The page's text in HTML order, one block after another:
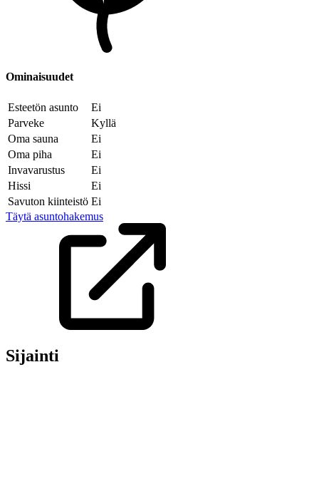
Ominaisuudet
Esteetön asunto
Ei
Parveke
Kyllä
Oma sauna
Ei
Oma piha
Ei
Invavarustus
Ei
Hissi
Ei
Savuton kiinteistö Ei
Täytä asuntohakemus
Sijainti